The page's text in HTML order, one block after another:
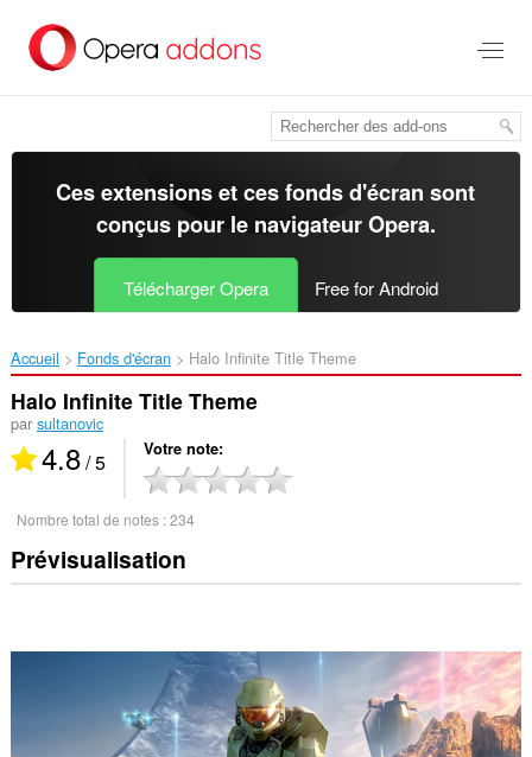
contenu
Ces extensions et ces fonds d'écran sont
conçus pour le navigateur Opera.
Télécharger Opera Free for Android
Accueil Fonds d'écran Halo Infinite Title Theme‎
Halo Infinite Title Theme
par sultanovic
4.8/ 5 Votre note
Nombre total de notes :234
Prévisualisation